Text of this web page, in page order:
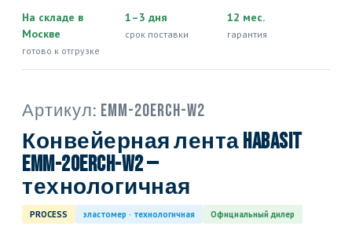
На складе в
Москве
готово к отгрузке
1–3 дня
срок поставки
12 мес.
гарантия
Артикул: EMM-20ERCH-W2
Конвейерная лента Habasit
EMM-20ERCH-W2 —
технологичная
PROCESS эластомер · технологичная Официальный дилер